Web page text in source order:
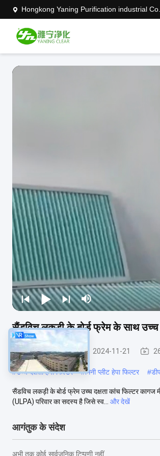
Hongkong Yaning Purification industrial
सैंडविच लकड़ी के बोर्ड फ्रेम के साथ उच्च
HEPA एयर फिल्टर 2024-11-21
#उच्च दक्षता हेपा फिल्टर #मिनी प्लीट हेपा फिल्टर #
सैंडविच लकड़ी के बोर्ड फ्रेम उच्च दक्षता कांच फिल्टर कागज
(ULPA) परिवार का सदस्य है जिसे स्व...
और देखें
आगंतुक के संदेश
अभी तक कोई सार्वजनिक टिप्पणी नहीं